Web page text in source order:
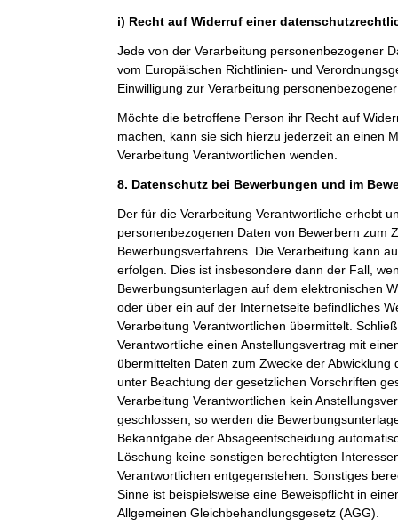
i) Recht auf Widerruf einer
Jede von der Verarbeitung personenbezogener
vom Europäischen Richtlinien- und
Einwilligung zur Verarbeitung
Möchte die betroffene Person ihr Recht auf
machen, kann sie sich hierzu jederzeit an einen
Verarbeitung Verantwortlichen wenden.
8. Datenschutz bei Bewerbungen und im
Der für die Verarbeitung Verantwortliche erhebt
personenbezogenen Daten von Bewerbern zum
Bewerbungsverfahrens. Die Verarbeitung kann
erfolgen. Dies ist insbesondere dann der Fall,
Bewerbungsunterlagen auf dem elektronischen
oder über ein auf der Internetseite befindliches
Verarbeitung Verantwortlichen übermittelt.
Verantwortliche einen Anstellungsvertrag mit
übermittelten Daten zum Zwecke der Abwicklung
unter Beachtung der gesetzlichen Vorschriften
Verarbeitung Verantwortlichen kein
geschlossen, so werden die
Bekanntgabe der Absageentscheidung
Löschung keine sonstigen berechtigten
Verantwortlichen entgegenstehen. Sonstiges
Sinne ist beispielsweise eine Beweispflicht in
Allgemeinen Gleichbehandlungsgesetz (AGG).